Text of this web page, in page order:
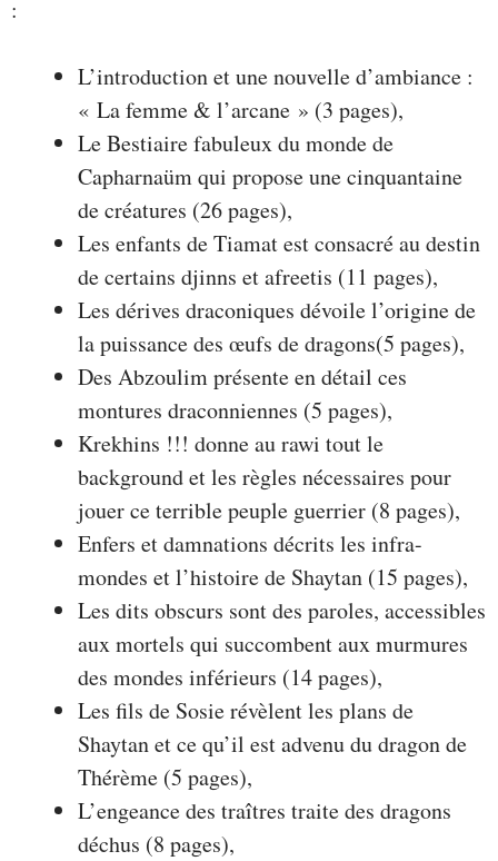
:
L’introduction et une nouvelle d’ambiance :
« La femme & l’arcane » (3 pages),
Le Bestiaire fabuleux du monde de
Capharnaüm qui propose une cinquantaine
de créatures (26 pages),
Les enfants de Tiamat est consacré au destin
de certains djinns et afreetis (11 pages),
Les dérives draconiques dévoile l’origine de
la puissance des œufs de dragons(5 pages),
Des Abzoulim présente en détail ces
montures draconniennes (5 pages),
Krekhins !!! donne au rawi tout le
background et les règles nécessaires pour
jouer ce terrible peuple guerrier (8 pages),
Enfers et damnations décrits les infra-
mondes et l’histoire de Shaytan (15 pages),
Les dits obscurs sont des paroles, accessibles
aux mortels qui succombent aux murmures
des mondes inférieurs (14 pages),
Les fils de Sosie révèlent les plans de
Shaytan et ce qu’il est advenu du dragon de
Thérème (5 pages),
L’engeance des traîtres traite des dragons
déchus (8 pages),